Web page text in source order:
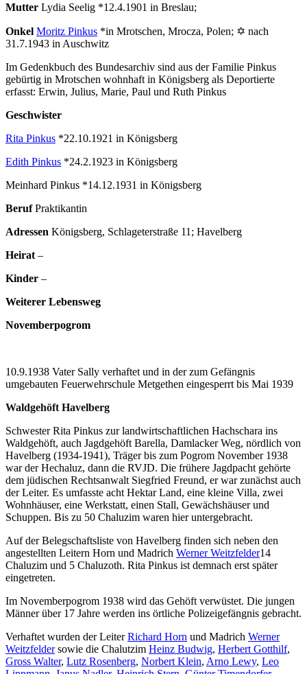
Mutter Lydia Seelig *12.4.1901 in Breslau;
Onkel Moritz Pinkus *in Mrotschen, Mrocza, Polen; ✡ nach
31.7.1943 in Auschwitz
Im Gedenkbuch des Bundesarchiv sind aus der Familie Pinkus
gebürtig in Mrotschen wohnhaft in Königsberg als Deportierte
erfasst: Erwin, Julius, Marie, Paul und Ruth Pinkus
Geschwister
Rita Pinkus *22.10.1921 in Königsberg
Edith Pinkus *24.2.1923 in Königsberg
Meinhard Pinkus *14.12.1931 in Königsberg
BerufPraktikantin
Adressen Königsberg, Schlageterstraße 11; Havelberg
Heirat –
Kinder –
Weiterer Lebensweg
Novemberpogrom
10.9.1938 Vater Sally verhaftet und in der zum Gefängnis
umgebauten Feuerwehrschule Metgethen eingesperrt bis Mai 1939
Waldgehöft Havelberg
Schwester Rita Pinkus zur landwirtschaftlichen Hachschara ins
Waldgehöft, auch Jagdgehöft Barella, Damlacker Weg, nördlich von
Havelberg (1934-1941), Träger bis zum Pogrom November 1938
war der Hechaluz, dann die RVJD. Die frühere Jagdpacht gehörte
dem jüdischen Rechtsanwalt Siegfried Freund, er war zunächst auch
der Leiter. Es umfasste acht Hektar Land, eine kleine Villa, zwei
Wohnhäuser, eine Werkstatt, einen Stall, Gewächshäuser und
Schuppen. Bis zu 50 Chaluzim waren hier untergebracht.
Auf der Belegschaftsliste von Havelberg finden sich neben den
angestellten Leitern Horn und Madrich Werner Weitzfelder14
Chaluzim und 5 Chaluzoth. Rita Pinkus ist demnach erst später
eingetreten.
Im Novemberpogrom 1938 wird das Gehöft verwüstet. Die jungen
Männer über 17 Jahre werden ins örtliche Polizeigefängnis gebracht.
Verhaftet wurden der LeiterRichard Horn und Madrich Werner
Weitzfeldersowie die Chalutzim Heinz Budwig, Herbert Gotthilf,
Gross Walter, Lutz Rosenberg, Norbert Klein, Arno Lewy, Leo